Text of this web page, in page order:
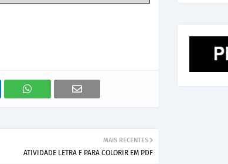
MAIS RECENTES
ATIVIDADE LETRA F PARA COLORIR EM PDF